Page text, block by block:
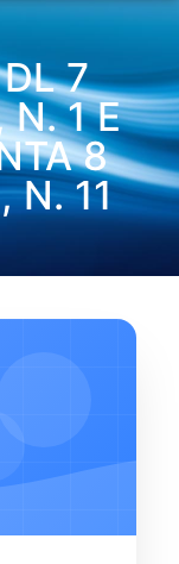
7
1 E
8
N. 11